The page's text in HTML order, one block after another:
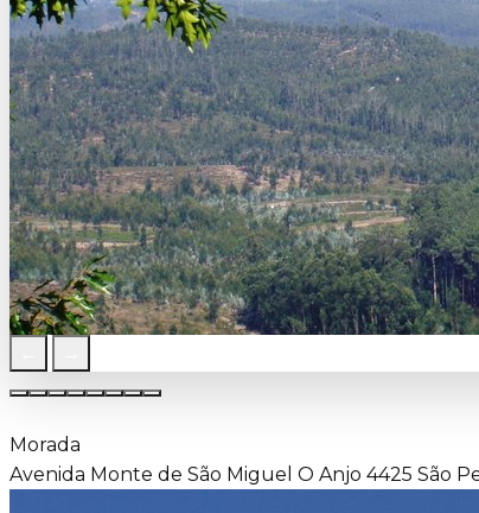
Morada
Avenida Monte de São Miguel O Anjo 4425 São